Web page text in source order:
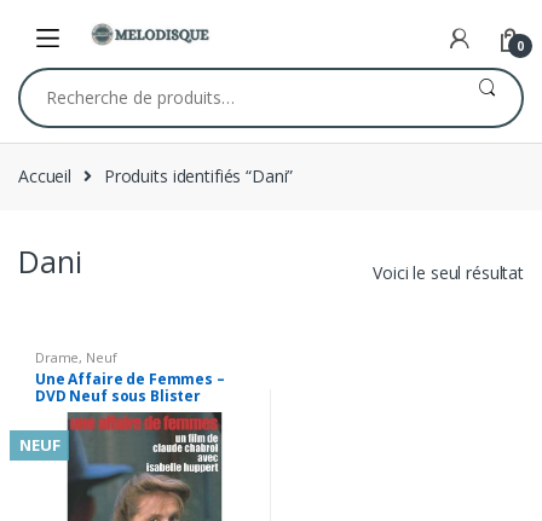
navigation
content
0
Recherche
pour :
Accueil Produits identifiés “Dani”
Dani Voici le seul résultat
Drame, Neuf
Une Affaire de Femmes –
DVD Neuf sous Blister
NEUF